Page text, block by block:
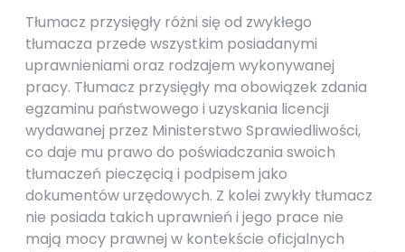
Tłumacz przysięgły różni się od zwykłego
tłumacza przede wszystkim posiadanymi
uprawnieniami oraz rodzajem wykonywanej
pracy. Tłumacz przysięgły ma obowiązek zdania
egzaminu państwowego i uzyskania licencji
wydawanej przez Ministerstwo Sprawiedliwości,
co daje mu prawo do poświadczania swoich
tłumaczeń pieczęcią i podpisem jako
dokumentów urzędowych. Z kolei zwykły tłumacz
nie posiada takich uprawnień i jego prace nie
mają mocy prawnej w kontekście oficjalnych